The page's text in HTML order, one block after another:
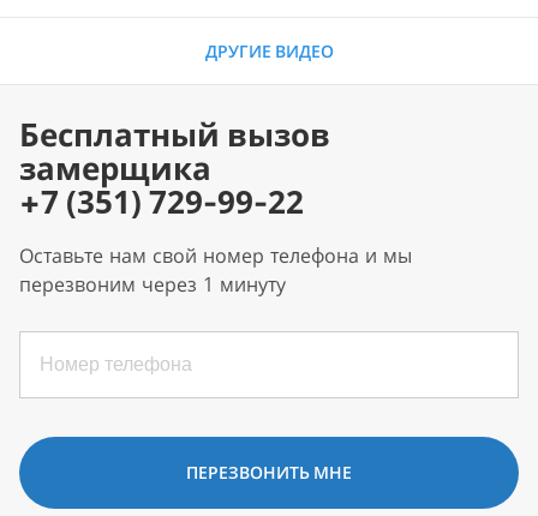
ДРУГИЕ ВИДЕО
Бесплатный вызов
замерщика
+7 (351) 729-99-22
Оставьте нам свой номер телефона и мы
перезвоним через 1 минуту
ПЕРЕЗВОНИТЬ МНЕ